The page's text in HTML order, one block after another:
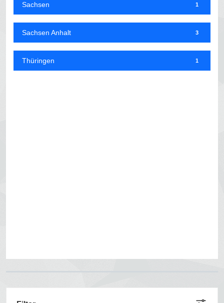
Sachsen 1
Sachsen Anhalt 3
Thüringen 1